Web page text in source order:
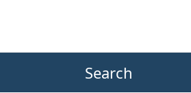
Search